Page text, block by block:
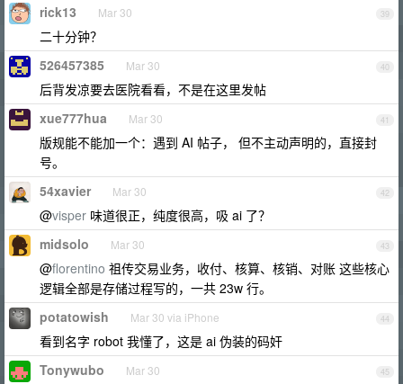
39
rick13 Mar 30
二十分钟？
40
526457385 Mar 30
后背发凉要去医院看看，不是在这里发帖
41
xue777hua Mar 30
版规能不能加一个：遇到 AI 帖子， 但不主动声明的，直接封
号。
42
54xavier Mar 30
@visper 味道很正，纯度很高，吸 ai 了？
43
midsolo Mar 30
@florentino 祖传交易业务，收付、核算、核销、对账 这些核心
逻辑全部是存储过程写的，一共 23w 行。
44
potatowish Mar 30 via iPhone
看到名字 robot 我懂了，这是 ai 伪装的码奸
45
Tonywubo Mar 30